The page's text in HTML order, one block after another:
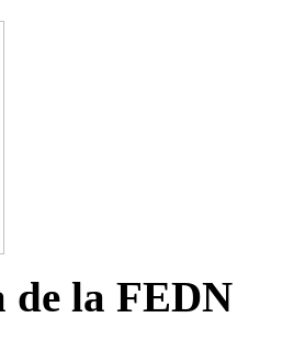
de la FEDN